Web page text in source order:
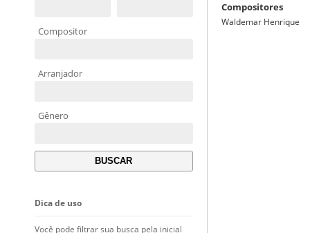
Compositor
Arranjador
Gênero
Dica de uso
Você pode filtrar sua busca pela inicial
Compositores
Waldemar Henrique